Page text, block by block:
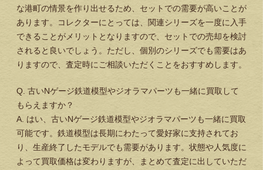
な港町の情景を作り出せるため、セットでの需要が高いことが
あります。コレクターにとっては、関連シリーズを一度に入手
できることがメリットとなりますので、セットでの売却を検討
されると良いでしょう。ただし、個別のシリーズでも需要はあ
りますので、査定時にご相談いただくことをおすすめします。
Q. 古いNゲージ鉄道模型やジオラマパーツも一緒に買取して
もらえますか？
A. はい、古いNゲージ鉄道模型やジオラマパーツも一緒に買取
可能です。鉄道模型は長期にわたって愛好家に支持されてお
り、生産終了したモデルでも需要があります。状態や人気度に
よって買取価格は変わりますが、まとめて査定に出していただ